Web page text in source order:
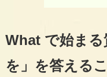
What で始ま
を」を答える